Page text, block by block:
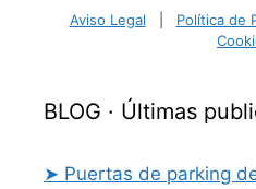
Aviso Legal Política de
BLOG · Últimas
➤ Puertas de parking